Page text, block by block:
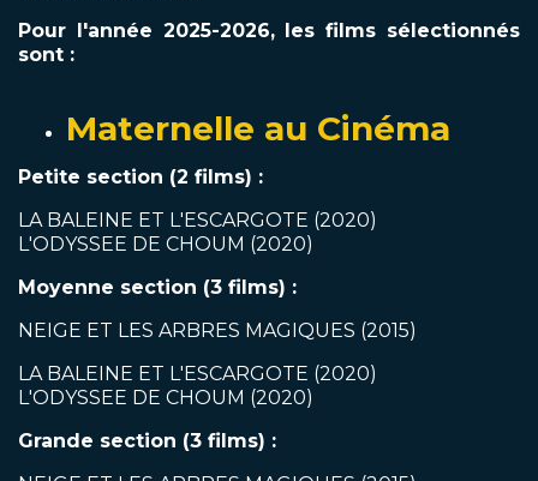
Pour l'année 2025-2026, les films sélectionnés
sont :
Maternelle au Cinéma
Petite section (2 films) :
LA BALEINE ET L'ESCARGOTE (2020)
L'ODYSSEE DE CHOUM (2020)
Moyenne section (3 films) :
NEIGE ET LES ARBRES MAGIQUES (2015)
LA BALEINE ET L'ESCARGOTE (2020)
L'ODYSSEE DE CHOUM (2020)
Grande section (3 films) :